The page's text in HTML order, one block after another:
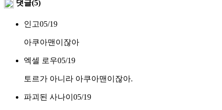
댓글(5)
인고05/19
아쿠아맨이잖아
엑셀 로우05/19
토르가 아니라 아쿠아맨이잖아.
파괴된 사나이 05/19